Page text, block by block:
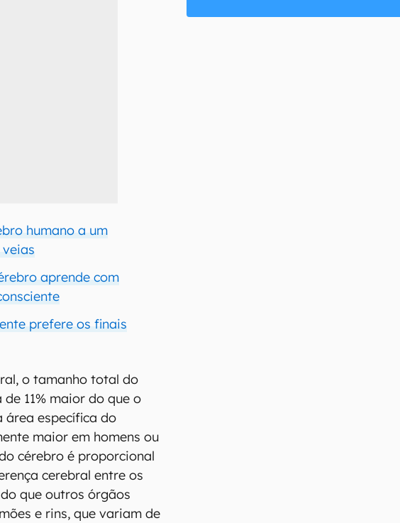
humano a um
aprende com
prefere os finais
o tamanho total do
11% maior do que o
área específica do
maior em homens ou
cérebro é proporcional
cerebral entre os
que outros órgãos
e rins, que variam de